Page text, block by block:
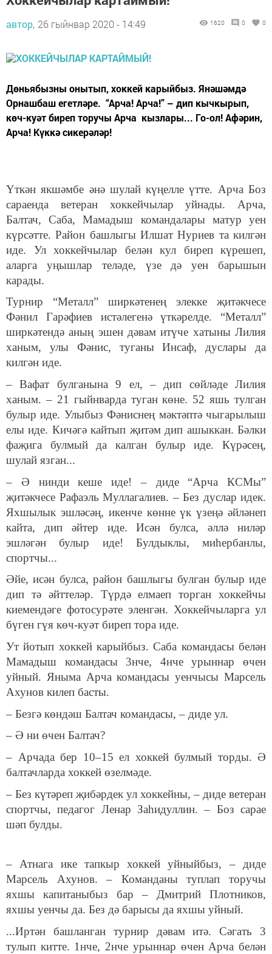
автор, 26 гыйнвар 2020 - 14:49 1620 0 0
Дөньябызны онытып, хоккей карыйбыз. Янәшәмдә
Орнашбаш егетләре. “Арча! Арча!” – дип кычкырып,
көч-куәт биреп торучы Арча кызлары... Го-ол! Афәрин,
Арча! Күккә сикерәләр!
Үткән якшәмбе әнә шулай күңелле үтте. Арча Боз
сараенда ветеран хоккейчылар уйнады. Арча,
Балтач, Саба, Мамадыш командалары матур уен
күрсәтте. Район башлыгы Илшат Нуриев та килгән
иде. Ул хоккейчылар белән кул биреп күрешеп,
аларга уңышлар теләде, үзе дә уен барышын
карады.
Турнир “Металл” ширкәтенең элекке җитәкчесе
Фәнил Гарәфиев истәлегенә үткәрелде. “Металл”
ширкәтендә аның эшен дәвам итүче хатыны Лилия
ханым, улы Фәнис, туганы Инсаф, дуслары да
килгән иде.
– Вафат булганына 9 ел, – дип сөйләде Лилия
ханым. – 21 гыйнварда туган көне. 52 яшь тулган
булыр иде. Улыбыз Фәниснең мәктәптә чыгарылыш
елы иде. Кичәгә кайтып җитәм дип ашыккан. Бәлки
фаҗига булмый да калган булыр иде. Күрәсең,
шулай язган...
– Ә нинди кеше иде! – диде “Арча КСМы”
җитәкчесе Рафаэль Муллагалиев. – Без дуслар идек.
Яхшылык эшләсәң, икенче көнне үк үзеңә әйләнеп
кайта, дип әйтер иде. Исән булса, әллә ниләр
эшләгән булыр иде! Булдыклы, миһербанлы,
спортчы...
Әйе, исән булса, район башлыгы булган булыр иде
дип тә әйттеләр. Түрдә елмаеп торган хоккейчы
киемендәге фотосурәте эленгән. Хоккейчыларга ул
бүген гүя көч-куәт биреп тора иде.
Ут йотып хоккей карыйбыз. Саба командасы белән
Мамадыш командасы 3нче, 4нче урыннар өчен
уйный. Яныма Арча командасы уенчысы Марсель
Ахунов килеп басты.
– Безгә көндәш Балтач командасы, – диде ул.
– Ә ни өчен Балтач?
– Арчада бер 10–15 ел хоккей булмый торды. Ә
балтачларда хоккей өзелмәде.
– Без күтәреп җибәрдек ул хоккейны, – диде ветеран
спортчы, педагог Ленар Заһидуллин. – Боз сарае
шәп булды.
– Атнага ике тапкыр хоккей уйныйбыз, – диде
Марсель Ахунов. – Команданы туплап торучы
яхшы капитаныбыз бар – Дмитрий Плотников,
яхшы уенчы да. Без дә барысы да яхшы уйный.
...Иртән башланган турнир дәвам итә. Сәгать 3
тулып китте. 1нче, 2нче урыннар өчен Арча белән